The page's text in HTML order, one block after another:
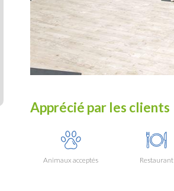
Apprécié par les clients
Animaux acceptés Restaurant